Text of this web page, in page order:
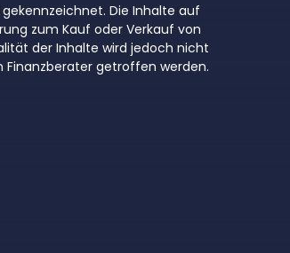
Die Inhalte auf
zum Kauf oder Verkauf von
der Inhalte wird jedoch nicht
getroffen werden.